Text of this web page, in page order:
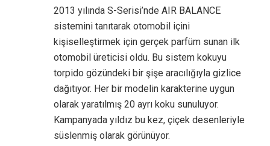
2013 yılında S-Serisi’nde AIR BALANCE
sistemini tanıtarak otomobil içini
kişiselleştirmek için gerçek parfüm sunan ilk
otomobil üreticisi oldu. Bu sistem kokuyu
torpido gözündeki bir şişe aracılığıyla gizlice
dağıtıyor. Her bir modelin karakterine uygun
olarak yaratılmış 20 ayrı koku sunuluyor.
Kampanyada yıldız bu kez, çiçek desenleriyle
süslenmiş olarak görünüyor.